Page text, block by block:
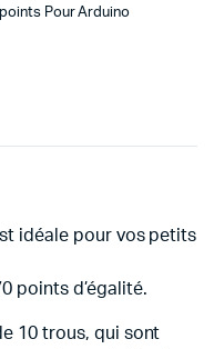
Pour Arduino
idéale pour vos petits
points d’égalité.
10 trous, qui sont